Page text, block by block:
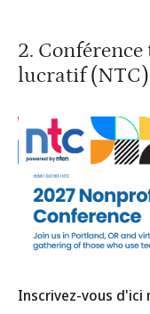
2.
lucratif (NTC)
Inscrivez-vous d'ici